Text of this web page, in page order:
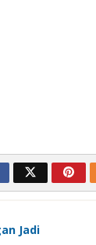
Jadi